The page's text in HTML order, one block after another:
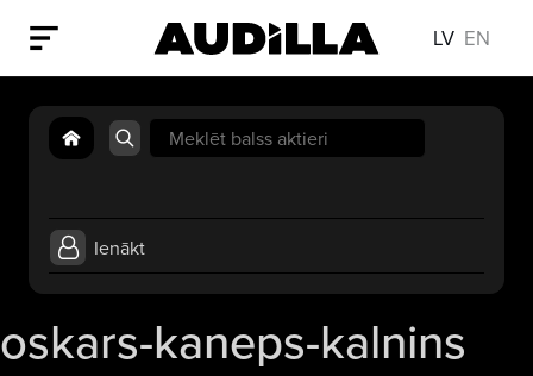
LV EN
Search
for:
Ienākt
oskars-kaneps-kalnins